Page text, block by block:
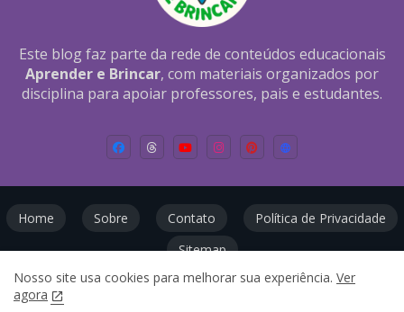
Este blog faz parte da rede de conteúdos educacionais
Aprender e Brincar, com materiais organizados por
disciplina para apoiar professores, pais e estudantes.
Home Sobre Contato
Política de Privacidade
Sitemap
Todos os direitos reservados ©
Nosso site usa cookies para melhorar sua experiência. Ver
agora